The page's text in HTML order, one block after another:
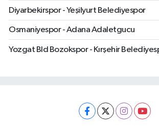
Diyarbekirspor - Yeşilyurt Belediyespor
Osmaniyespor - Adana Adaletgucu
Yozgat Bld Bozokspor - Kırşehir